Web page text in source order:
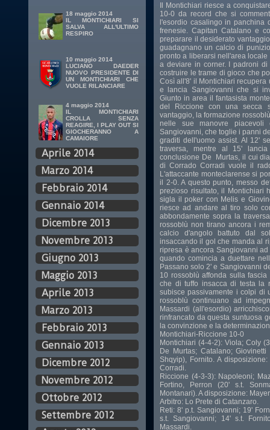
18 maggio 2014
IL MONTICHIARI SI
SALVA ALL'ULTIMO
RESPIRO
10 maggio 2014
LUCIANO DAEDER
NUOVO PRESIDENTE DI
UN MONTICHIARI CHE
VUOLE RILANCIARE
4 maggio 2014
IL MONTICHIARI
CROLLA SENZA
REAGIRE, I PLAY OUT SI
GIOCHERANNO A
CAMAIORE
Aprile 2014
Marzo 2014
Febbraio 2014
Gennaio 2014
Dicembre 2013
Novembre 2013
Giugno 2013
Maggio 2013
Aprile 2013
Marzo 2013
Febbraio 2013
Gennaio 2013
Dicembre 2012
Novembre 2012
Ottobre 2012
Settembre 2012
Il Montichiari riesce a
10-0 da record che si
l'esordio casalingo in panchina
frenesie. Capitan Catalano e
preparare il desiderato
guadagnano un calcio di
pronto a liberarsi nell'area
a deviare in corner. I padroni
costruire le trame di gioco che
Così all'8' il Montichiari
e lancia Sangiovanni che si
Giunto in area il fantasista
del Riccione con una secca
vantaggio, la formazione
nelle sue manovre
Sangiovanni, che toglie i panni
graditi dell'uomo assist. Al 12'
traversa, mentre al 15'
conclusione De Murtas, il cui
di Corrado Corradi vuole il
L'attaccante monteclarense si
il 2-0. A questo punto, messo
prezioso risultato, il Montichiari
sigla il poker con Melis e
riesce ad andare al tiro solo
abbondamente sopra la
rossoblù non tirano ancora i
calcio d'angolo battuto dal
insaccando il gol che manda al
ripresa è ancora Sangiovanni
quando comincia a duettare
Passano solo 2' e Sangiovanni
10 rossoblù affonda sulla
che di tuffo insacca di testa la
subisce passivamente i colpi di
rossoblù continuano ad
Massardi (all'esordio)
rinfrancato da questa suntuosa
la convinzione e la
Montichiari-Riccione 10-0
Montichiari (4-4-2): Viola; Coly
De Murtas; Catalano;
Shqyip), Fornito. A
Corradi.
Riccione (4-3-3): Napoleoni;
Fortino, Perron (20' s.t.
Montanari). A disposizione:
Arbitro: Lo Prete di Catanzaro.
Reti: 8' p.t. Sangiovanni; 19'
s.t. Sangiovanni; 14' s.t.
Massardi.